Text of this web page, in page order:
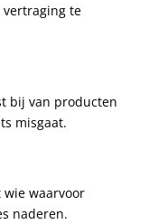
vertraging te
bij van producten
misgaat.
waarvoor
naderen.